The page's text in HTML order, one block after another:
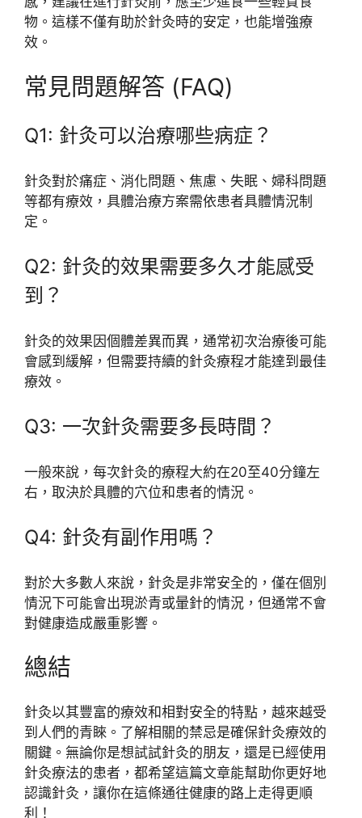
物。這樣不僅有助於針灸時的安定，也能增強療
效。
常見問題解答 (FAQ)
Q1: 針灸可以治療哪些病症？
針灸對於痛症、消化問題、焦慮、失眠、婦科問題
等都有療效，具體治療方案需依患者具體情況制
定。
Q2: 針灸的效果需要多久才能感受
到？
針灸的效果因個體差異而異，通常初次治療後可能
會感到緩解，但需要持續的針灸療程才能達到最佳
療效。
Q3: 一次針灸需要多長時間？
一般來說，每次針灸的療程大約在20至40分鐘左
右，取決於具體的穴位和患者的情況。
Q4: 針灸有副作用嗎？
對於大多數人來說，針灸是非常安全的，僅在個別
情況下可能會出現淤青或暈針的情況，但通常不會
對健康造成嚴重影響。
總結
針灸以其豐富的療效和相對安全的特點，越來越受
到人們的青睞。了解相關的禁忌是確保針灸療效的
關鍵。無論你是想試試針灸的朋友，還是已經使用
針灸療法的患者，都希望這篇文章能幫助你更好地
認識針灸，讓你在這條通往健康的路上走得更順
利！